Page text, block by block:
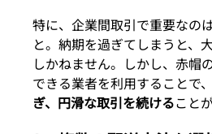
特に、企業間取引で重要なの
と。納期を過ぎてしまうと、
しかねません。しかし、赤帽
できる業者を利用することで
ぎ、円滑な取引を続けること